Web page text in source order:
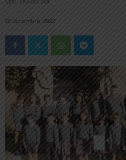
30 diciembre, 2022